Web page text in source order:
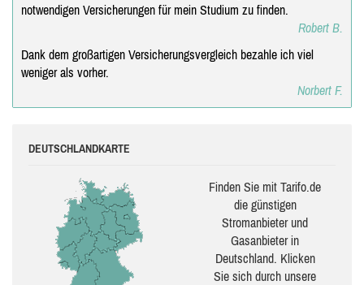
notwendigen Versicherungen für mein Studium zu finden.
Robert B.
Dank dem großartigen Versicherungsvergleich bezahle ich viel
weniger als vorher.
Norbert F.
DEUTSCHLANDKARTE
Finden Sie mit Tarifo.de
die güns­ti­gen
Stromanbieter und
Gasanbieter in
Deutschland. Klicken
Sie sich durch unsere